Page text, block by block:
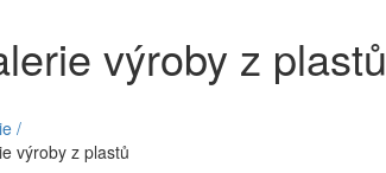
výroby z plastů
/
výroby z plastů